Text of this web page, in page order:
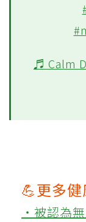
♬ Calm
💪更多
‧被認為